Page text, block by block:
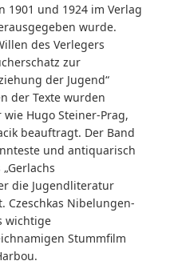
1901 und 1924 im Verlag
wurde.
des Verlegers
zur
der Jugend“
der Texte wurden
Hugo Steiner-Prag,
beauftragt. Der Band
und antiquarisch
die Jugendliteratur
Czeschkas Nibelungen-
wichtige
Stummfilm